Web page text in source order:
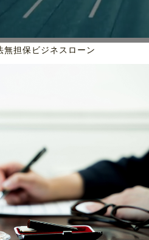
無担保ビジネスローン